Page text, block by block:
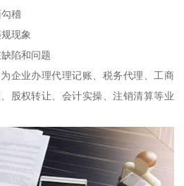
稽
现象
陷和问题
企业办理代理记账、税务代理、工商
股权转让、会计实操、注销清算等业